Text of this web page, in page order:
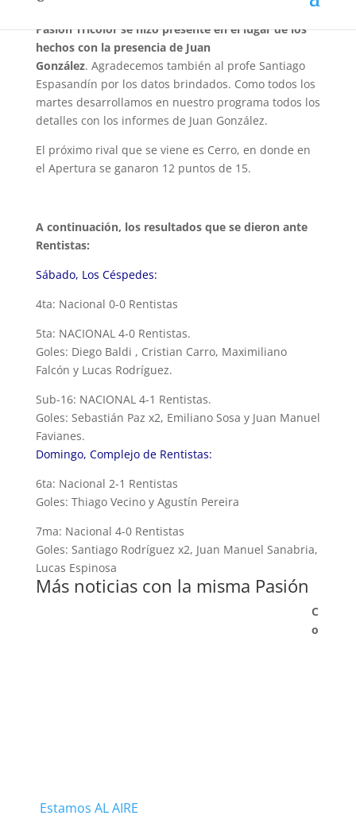
Pasión Tricolor se hizo presente en el lugar de los
hechos con la presencia de Juan
González. Agradecemos también al profe Santiago
Espasandín por los datos brindados. Como todos los
martes desarrollamos en nuestro programa todos los
detalles con los informes de Juan González.
El próximo rival que se viene es Cerro, en donde en
el Apertura se ganaron 12 puntos de 15.
A continuación, los resultados que se dieron ante
Rentistas:
Sábado, Los Céspedes:
4ta: Nacional 0-0 Rentistas
5ta: NACIONAL 4-0 Rentistas.
Goles: Diego Baldi , Cristian Carro, Maximiliano
Falcón y Lucas Rodríguez.
Sub-16: NACIONAL 4-1 Rentistas.
Goles: Sebastián Paz x2, Emiliano Sosa y Juan Manuel
Favianes.
Domingo, Complejo de Rentistas:
6ta: Nacional 2-1 Rentistas
Goles: Thiago Vecino y Agustín Pereira
7ma: Nacional 4-0 Rentistas
Goles: Santiago Rodríguez x2, Juan Manuel Sanabria,
Lucas Espinosa
Más noticias con la misma Pasión
Estamos AL AIRE
C
o